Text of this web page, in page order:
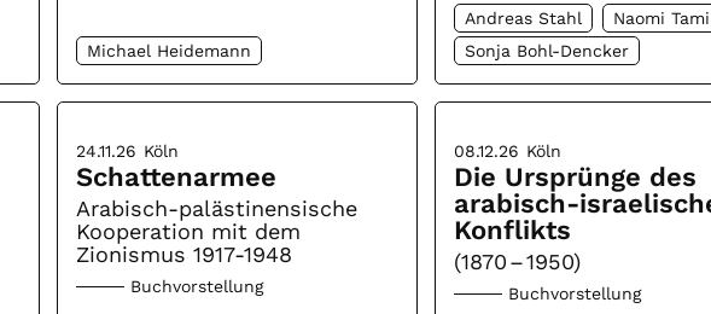
Michael Heidemann
Andreas Stahl
Naomi
Sonja Bohl-Dencker
24.11.26 Köln
Schattenarmee
Arabisch-palästinensische
Kooperation mit dem
Zionismus 1917-1948
Buchvorstellung
08.12.26 Köln
Die Ursprünge des
arabisch-
Konflikts
(1870 – 1950)
Buchvorstellung